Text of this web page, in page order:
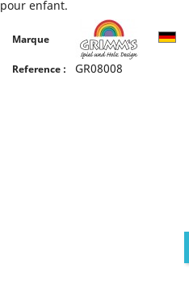
Marque
Reference : GR08008